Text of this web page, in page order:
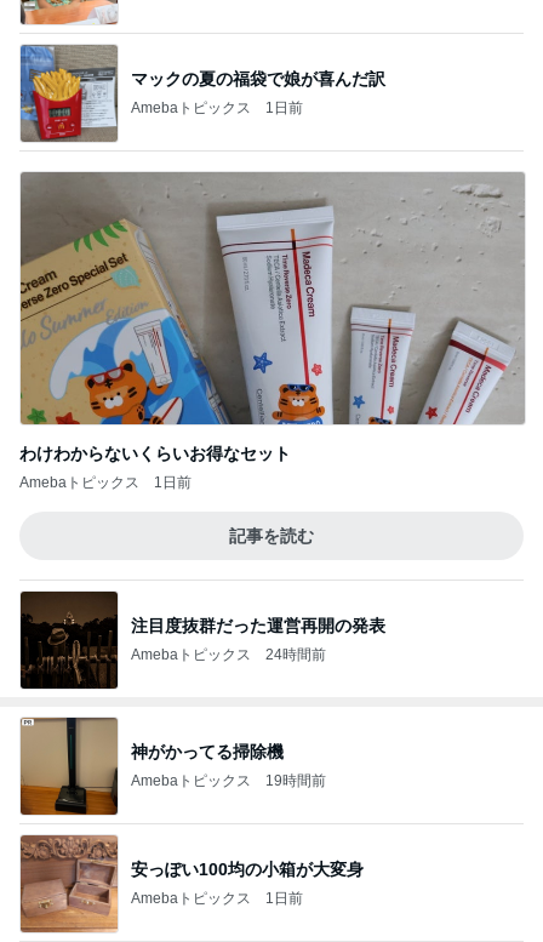
マックの夏の福袋で娘が喜んだ訳
Amebaトピックス 1日前
わけわからないくらいお得なセット
Amebaトピックス 1日前
記事を読む
注目度抜群だった運営再開の発表
Amebaトピックス 24時間前
神がかってる掃除機
Amebaトピックス 19時間前
安っぽい100均の小箱が大変身
Amebaトピックス 1日前